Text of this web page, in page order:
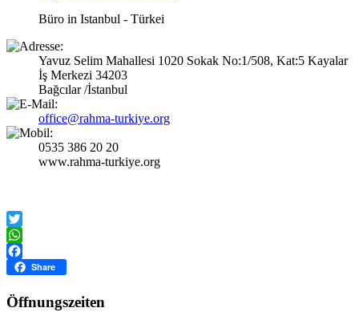
Büro in Istanbul - Türkei
Yavuz Selim Mahallesi 1020 Sokak No:1/508, Kat:5 Kayalar
İş Merkezi 34203
Bağcılar /İstanbul
office@rahma-turkiye.org
0535 386 20 20
www.rahma-turkiye.org
Twitter
WhatsApp
Facebook
Share
Öffnungszeiten